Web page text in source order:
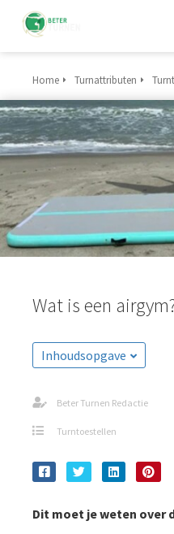
Home Turnattributen
Wat is een
Inhoudsopgave
Beter Turnen Redactie
Turntoestellen
Dit moet je weten over